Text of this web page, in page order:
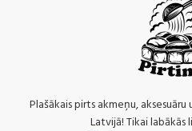
Plašākais pirts akmeņu,
Latvijā! Tikai labākās